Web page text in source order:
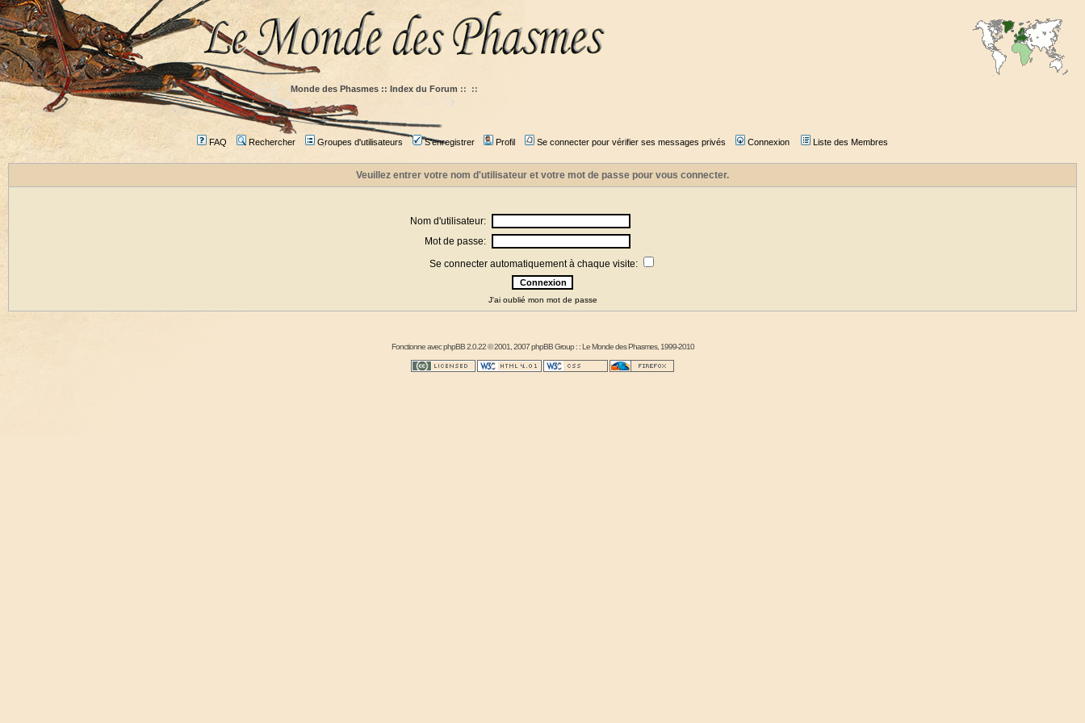
Monde des Phasmes :: Index du Forum :: ::
FAQ Rechercher Groupes d'utilisateurs S'enregistrer Profil Se connecter pour vérifier ses messages privés Connexion Liste des Membres
Veuillez entrer votre nom d'utilisateur et votre mot de passe pour vous connecter.
Nom d'utilisateur:
Mot de passe:
Se connecter automatiquement à chaque visite:
J'ai oublié mon mot de passe
Fonctionne avecphpBB2.0.22 © 2001, 2007 phpBB Group : :Le Monde des Phasmes, 1999-2010